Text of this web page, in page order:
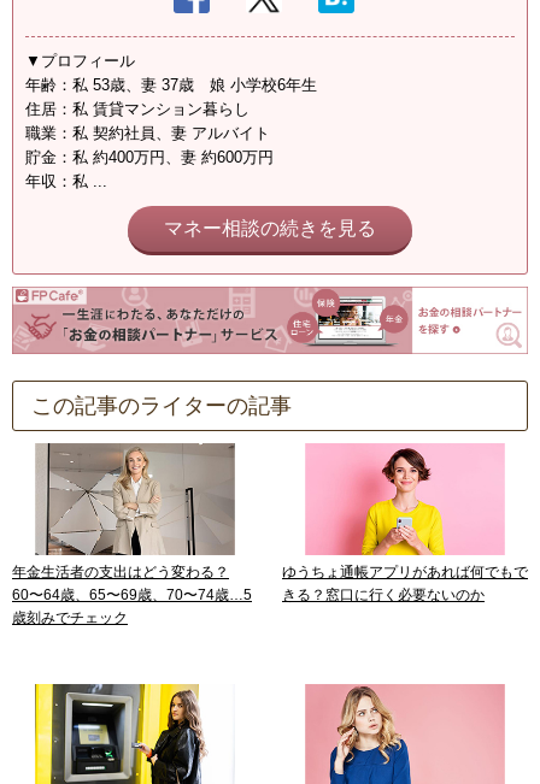
▼プロフィール
年齢：私 53歳、妻 37歳 娘 小学校6年生
住居：私 賃貸マンション暮らし
職業：私 契約社員、妻 アルバイト
貯金：私 約400万円、妻 約600万円
年収：私 ...
マネー相談の続きを見る
この記事のライターの記事
年金生活者の支出はどう変わる？
60〜64歳、65〜69歳、70〜74歳…5
歳刻みでチェック
ゆうちょ通帳アプリがあれば何でもで
きる？窓口に行く必要ないのか